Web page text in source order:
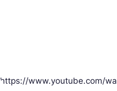
https://www.youtube.com/